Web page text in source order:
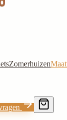
Zomerhuizen